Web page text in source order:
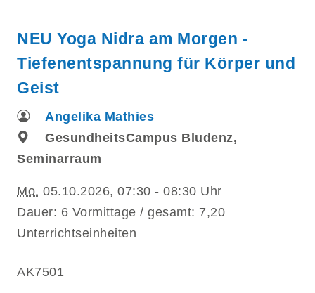
NEU Yoga Nidra am Morgen -
Tiefenentspannung für Körper und
Geist
Angelika Mathies
GesundheitsCampus Bludenz,
Seminarraum
Mo. 05.10.2026, 07:30 - 08:30 Uhr
Dauer: 6 Vormittage / gesamt: 7,20
Unterrichtseinheiten
AK7501